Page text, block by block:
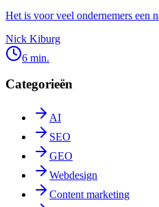
Het is voor veel ondernemers een
Nick Kiburg
6 min.
Categorieën
AI
SEO
GEO
Webdesign
Content marketing